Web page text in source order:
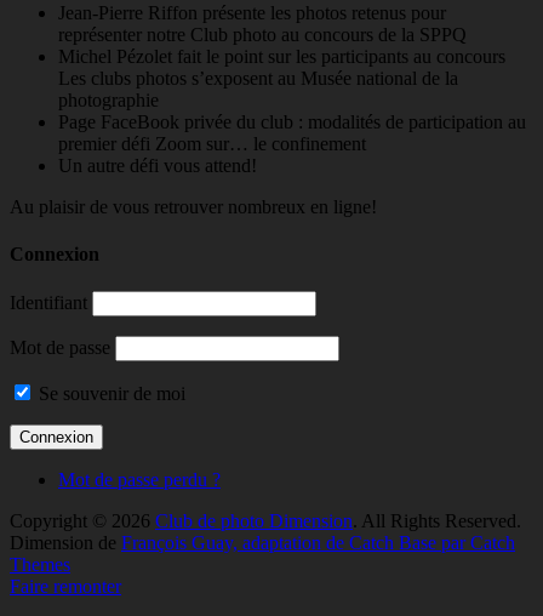
Jean-Pierre Riffon présente les photos retenus pour
représenter notre Club photo au concours de la SPPQ
Michel Pézolet fait le point sur les participants au concours
Les clubs photos s’exposent au Musée national de la
photographie
Page FaceBook privée du club : modalités de participation au
premier défi Zoom sur… le confinement
Un autre défi vous attend!
Au plaisir de vous retrouver nombreux en ligne!
Connexion
Identifiant
Mot de passe
Se souvenir de moi
Mot de passe perdu ?
Copyright © 2026 Club de photo Dimension. All Rights Reserved.
Dimension de François Guay, adaptation de Catch Base par Catch
Themes
Faire remonter